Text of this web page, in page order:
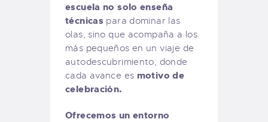
escuela no solo enseña
técnicas para dominar las
olas, sino que acompaña a los
más pequeños en un viaje de
autodescubrimiento, donde
cada avance es motivo de
celebración.
Ofrecemos un entorno